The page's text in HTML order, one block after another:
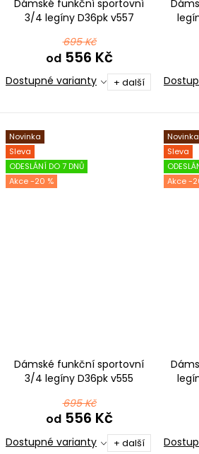
Dámské funkční sportovní
3/4 legíny D36pk v557
695 Kč
od556 Kč
Dostupné varianty + další
Novinka
Sleva
ODESLÁNÍ DO 7 DNŮ
-20 %
Dámské funkční sportovní
3/4 legíny D36pk v555
695 Kč
od556 Kč
Dostupné varianty + další
Novinka
Sleva
-